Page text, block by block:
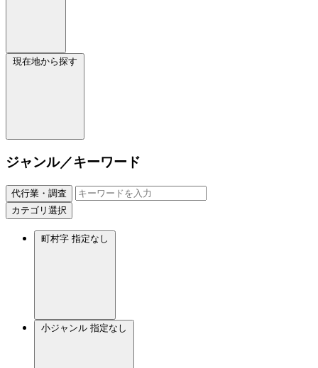
現在地から探す
ジャンル／キーワード
代行業・調査
カテゴリ選択
町村字 指定なし
小ジャンル 指定なし